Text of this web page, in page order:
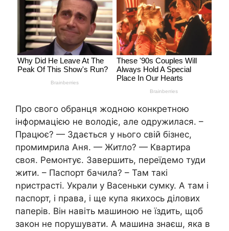
Про свого обранця жодною конкретною
інформацією не володіє, але одружилася. –
Працює? — Здається у нього свій бізнес,
промимрила Аня. — Житло? — Квартира
своя. Ремонтує. Завершить, переїдемо туди
жити. – Паспорт бачила? – Там такі
ոристрасті. Украли у Васеньки сумку. А там і
паспорт, і права, і ще купа якихось ділових
паперів. Він навіть машиною не їздить, щоб
закон не порушувати. А машина знаєш, яка в